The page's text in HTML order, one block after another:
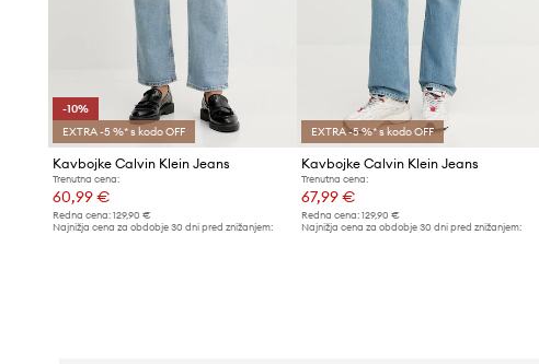
-10%
EXTRA -5 %* s kodo OFF
Kavbojke Calvin Klein Jeans
Trenutna cena:
60,99 €
Redna cena: 129,90 €
Najnižja cena za obdobje 30 dni pred znižanjem:
EXTRA -5 %* s kodo OFF
Kavbojke Calvin Klein Jeans
Trenutna cena:
67,99 €
Redna cena:129,90 €
Najnižja cena za obdobje 30 dni pred znižanjem: